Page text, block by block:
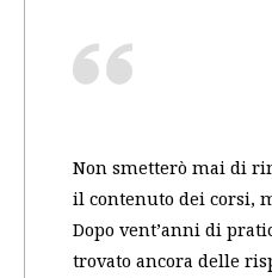
Non smetterò mai di
il contenuto dei corsi,
Dopo vent’anni di
trovato ancora delle